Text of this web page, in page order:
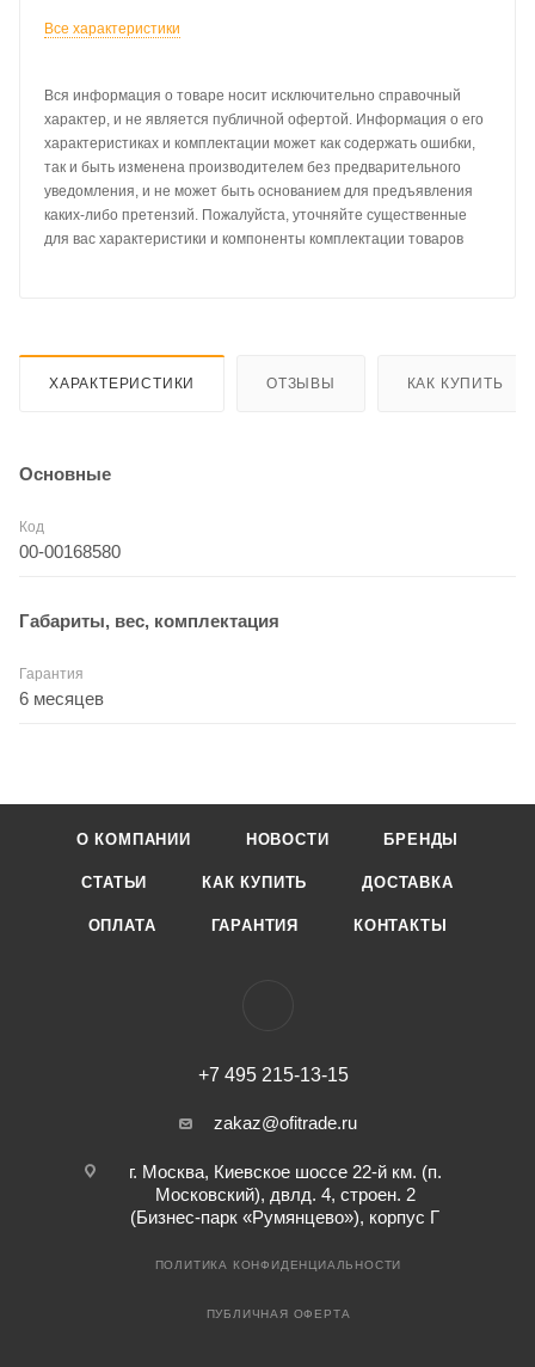
Все характеристики
Вся информация о товаре носит исключительно справочный
характер, и не является публичной офертой. Информация о его
характеристиках и комплектации может как содержать ошибки,
так и быть изменена производителем без предварительного
уведомления, и не может быть основанием для предъявления
каких-либо претензий. Пожалуйста, уточняйте существенные
для вас характеристики и компоненты комплектации товаров
ХАРАКТЕРИСТИКИ ОТЗЫВЫ КАК КУПИТЬ
Основные
Код
00-00168580
Габариты, вес, комплектация
Гарантия
6 месяцев
О КОМПАНИИ НОВОСТИ БРЕНДЫ
СТАТЬИ КАК КУПИТЬ ДОСТАВКА
ОПЛАТА ГАРАНТИЯ КОНТАКТЫ
+7 495 215-13-15
zakaz@ofitrade.ru
г. Москва, Киевское шоссе 22-й км. (п.
Московский), двлд. 4, строен. 2
(Бизнес-парк «Румянцево»), корпус Г
ПОЛИТИКА КОНФИДЕНЦИАЛЬНОСТИ
ПУБЛИЧНАЯ ОФЕРТА